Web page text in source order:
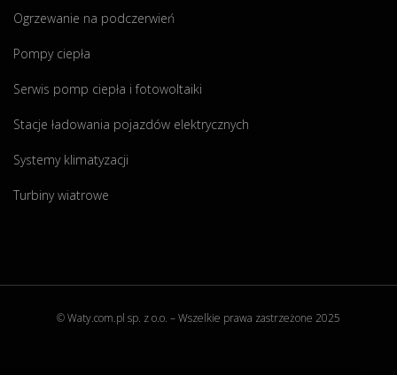
Ogrzewanie na podczerwień
Pompy ciepła
Serwis pomp ciepła i fotowoltaiki
Stacje ładowania pojazdów elektrycznych
Systemy klimatyzacji
Turbiny wiatrowe
© Waty.com.pl sp. z o.o. – Wszelkie prawa zastrzeżone 2025